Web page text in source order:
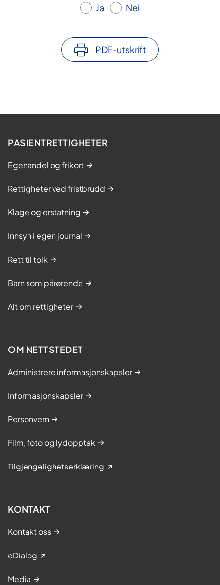
Ja Nei
PDF-utskrift
PASIENTRETTIGHETER
Egenandel og frikort
Rettigheter ved fristbrudd
Klage og erstatning
Innsyn i egen journal
Rett til tolk
Barn som pårørende
Alt om rettigheter
OM NETTSTEDET
Administrere informasjonskapsler
Informasjonskapsler
Personvern
Film, foto og lydopptak
Tilgjengelighetserklæring
KONTAKT
Kontakt oss
eDialog
Media